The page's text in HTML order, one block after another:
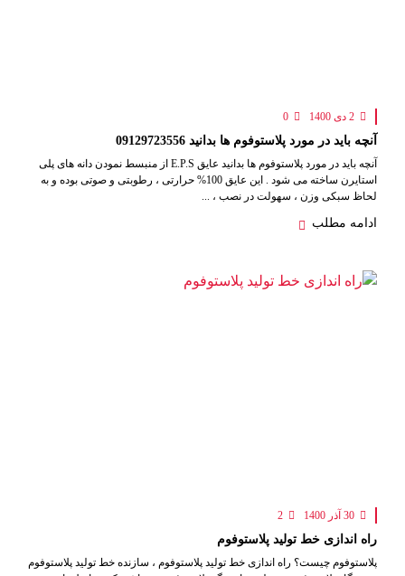
آنچه باید در مورد پلاستوفوم ها بدانید 09129723556
آنچه باید در مورد پلاستوفوم ها بدانید عایق E.P.S از منبسط نمودن دانه های پلی
استایرن ساخته می شود . این عایق 100% حرارتی ، رطوبتی و صوتی بوده و به
لحاظ سبکی وزن ، سهولت در نصب ، ...
ادامه مطلب
راه اندازی خط تولید پلاستوفوم
پلاستوفوم چیست؟ راه اندازی خط تولید پلاستوفوم ، سازنده خط تولید پلاستوفوم